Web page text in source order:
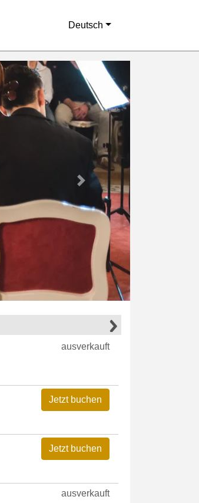
Deutsch
Next
ausverkauft
ausverkauft